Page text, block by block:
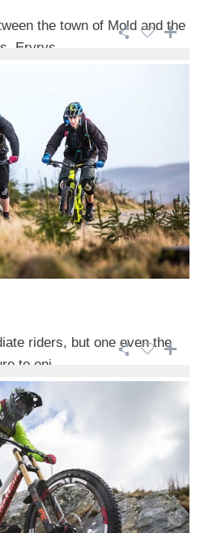
the town of Mold and the
Eryrys, ...
riders, but one even the
to enj ...